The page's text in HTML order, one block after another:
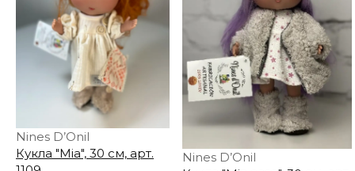
Nines D’Onil
Кукла "Mia", 30 см, арт.
Nines D’Onil